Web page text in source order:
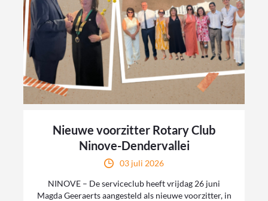
Nieuwe voorzitter Rotary Club
Ninove-Dendervallei
03 juli 2026
NINOVE – De serviceclub heeft vrijdag 26 juni
Magda Geeraerts aangesteld als nieuwe voorzitter, in